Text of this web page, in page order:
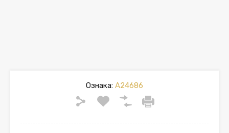
Ознака: A24686